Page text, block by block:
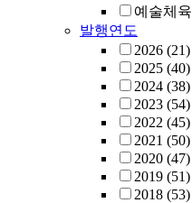
예술체육
발행연도
2026 (21)
2025 (40)
2024 (38)
2023 (54)
2022 (45)
2021 (50)
2020 (47)
2019 (51)
2018 (53)